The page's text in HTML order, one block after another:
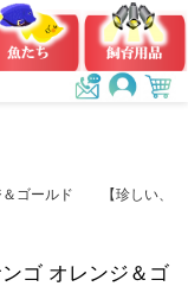
＆ゴールド 【珍しい、
ゴ オレンジ＆ゴ